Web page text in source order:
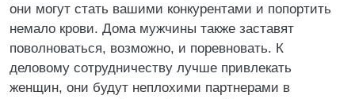
они могут стать вашими конкурентами и попортить
немало крови. Дома мужчины также заставят
поволноваться, возможно, и поревновать. К
деловому сотрудничеству лучше привлекать
женщин, они будут неплохими партнерами в